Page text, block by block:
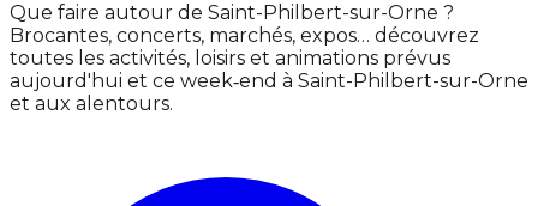
Que faire autour de Saint-Philbert-sur-Orne ?
Brocantes, concerts, marchés, expos… découvrez
toutes les activités, loisirs et animations prévus
aujourd'hui et ce week‑end à Saint-Philbert-sur-Orne
et aux alentours.